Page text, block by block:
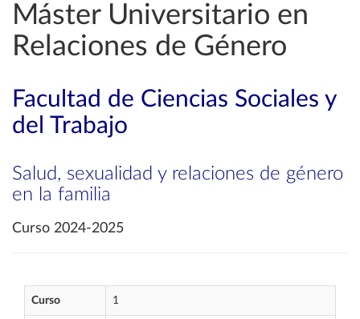
Máster Universitario en
Relaciones de Género
Facultad de Ciencias Sociales y
del Trabajo
Salud, sexualidad y relaciones de género
en la familia
Curso 2024-2025
Curso 1